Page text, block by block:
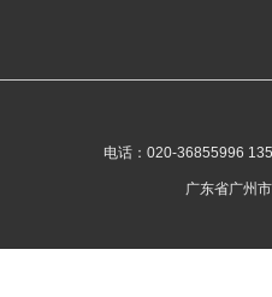
电话：020-36855996
广东省广州